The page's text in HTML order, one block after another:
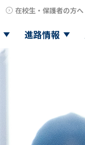
在校生・保護者の方へ
進路情報